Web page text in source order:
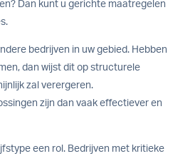
Dan kunt u gerichte maatregelen
bedrijven in uw gebied. Hebben
dan wijst dit op structurele
zal verergeren.
zijn dan vaak effectiever en
een rol. Bedrijven met kritieke